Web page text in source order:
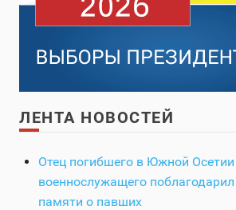
ЛЕНТА НОВОСТЕЙ
Отец погибшего в Южной Осетии
военнослужащего
памяти о павших